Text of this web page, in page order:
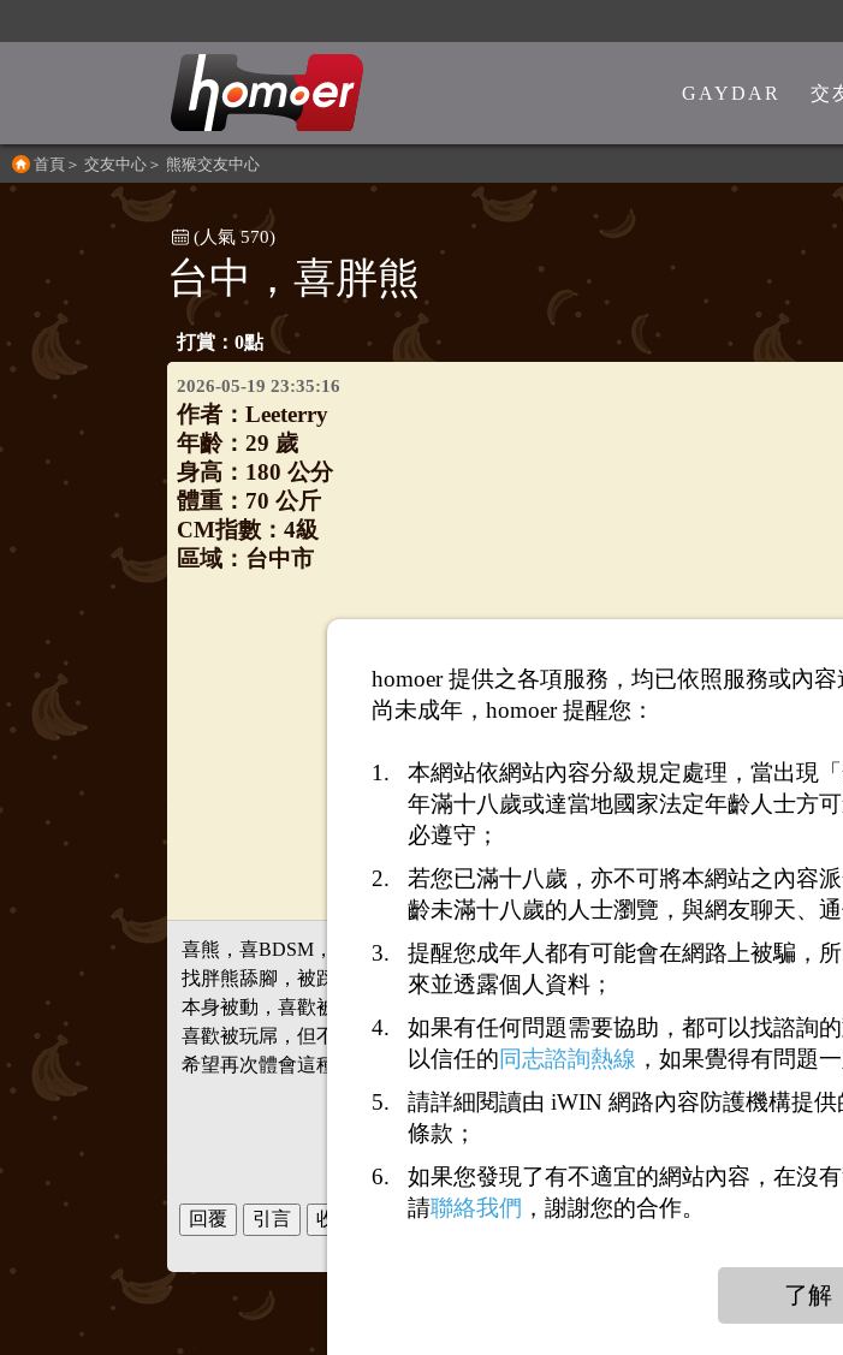
GAYDAR 交
另
中
首頁 ＞ 交友中心 ＞ 熊猴交友中心
(人氣 570)
台中，喜胖熊
打賞：0點
2026-05-19 23:35:16
作者：Leeterry
年齡：29 歲
身高：180 公分
體重：70 公斤
CM指數：4級
區域：台中市
喜熊，喜BDSM，是奴，喜歡腳
找胖熊舔腳，被踩
本身被動，喜歡被強迫控制，喜歡被束縛的感覺
喜歡被玩屌，但不耐射，曾經玩過被束縛住後龜頭責射，射後又不停折磨，
希望再次體會這種感覺
打賞
homoer 提供之各項服務，均已依照服務或內
尚未成年，homoer 提醒您：
本網站依網站內容分級規定處理，當出現
年滿十八歲或達當地國家法定年齡人士方
必遵守；
若您已滿十八歲，亦不可將本網站之內容
齡未滿十八歲的人士瀏覽，與網友聊天、
提醒您成年人都有可能會在網路上被騙，
來並透露個人資料；
如果有任何問題需要協助，都可以找諮詢
以信任的同志諮詢熱線 ，如果覺得有問題
請詳細閱讀由 iWIN 網路內容防護機構提供
條款；
如果您發現了有不適宜的網站內容，在沒
請聯絡我們 ，謝謝您的合作。